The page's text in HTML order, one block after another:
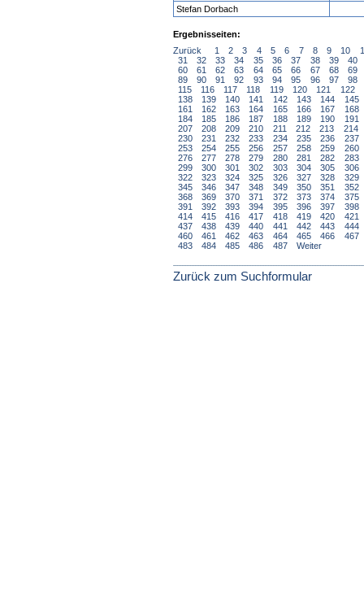
Stefan Dorbach
Ergebnisseiten:
Zurück
1 2 3 4 5 6 7 8 9 10
31
32 33 34 35 36 37 38 39
40
60
61 62 63 64 65 66 67 68
69
89
90 91 92 93 94 95 96 97
98
115
116 117 118 119 120 121 122
138
139 140 141 142 143 144
145
161
162 163 164 165 166 167
168
184
185 186 187 188 189 190
191
207
208 209 210 211 212 213
214
230
231 232 233 234 235 236
237
253
254 255 256 257 258 259
260
276
277 278 279 280 281 282
283
299
300 301 302 303 304 305
306
322
323 324 325 326 327 328
329
345
346 347 348 349 350 351
352
368
369 370 371 372 373 374
375
391
392 393 394 395 396 397
398
414
415 416 417 418 419 420
421
437
438 439 440 441 442 443
444
460
461 462 463 464 465 466
467
483
484 485 486 487 Weiter
Zurück zum Suchformular